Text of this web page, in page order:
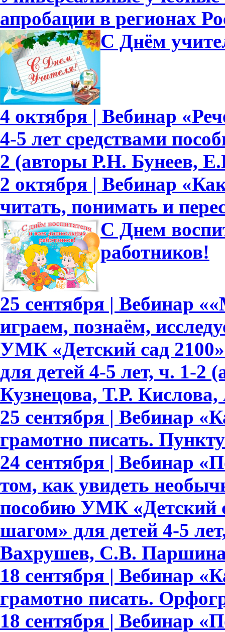
апробации в регионах
С Днём
4 октября | Вебинар
4-5 лет средствами
2 (авторы Р.Н. Бунеев,
2 октября | Вебинар
читать, понимать и
С Днем
работников!
25 сентября | Вебинар
играем, познаём,
УМК «Детский сад
для детей 4-5 лет, ч. 1-
Кузнецова, Т.Р.
25 сентября | Вебинар
грамотно писать.
24 сентября | Вебинар
том, как увидеть
пособию УМК «Детский
шагом» для детей 4-5
Вахрушев, С.В.
18 сентября | Вебинар
грамотно писать.
18 сентября | Вебинар